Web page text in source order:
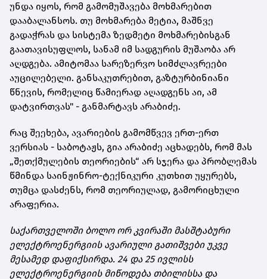
უნდა იყოს, რომ გამომუშავება მოხმარებით
დააბალანსოს. თუ მოხმარება მეტია, მაშნვე
გადაჭრას და სისტემა ზედმეტი მოხმარებისგან
გაათავისუფლოს, სანამ იმ სადგურის მუშაობა არ
აღდგება. ამიტომაა სარეზერვო სიმძლავრეები
აუცილებელი. განსაკუთრებით, გაზტურბინიანი
წნევის, რომელიც წამიერად აღადგენს აი, ამ
დატვირთვას" - განმარტავს არაბიძე.
რაც შეეხება, ავარიების გამომწვევ ერთ-ერთ
ვერსიას - საბოტაჟს, გია არაბიძე აცხადებს, რომ მას
„შეთქმულების თეორიების“ არ სჯერა და პრობლემას
წმინდა საინჟინრო-ტექნიკური კუთხით უყურებს,
თუმცა დასძენს, რომ თეორიულად, გამორიცხული
არაფერია.
საქართველოში ბოლო ორ კვირაში მასშტაბური
ელექტროენერგიის ავარიული გათიშვები უკვე
მესამედ დაფიქსირდა. 24 და 25 ივლისს
ელექტროენერგიის მიწოდება თბილისსა და